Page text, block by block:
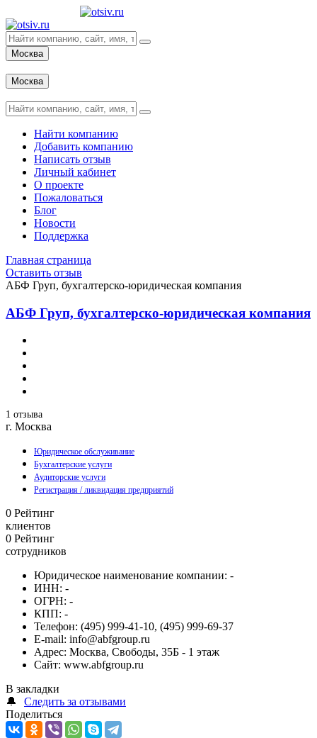
Москва
Москва
Найти компанию
Добавить компанию
Написать отзыв
Личный кабинет
О проекте
Пожаловаться
Блог
Новости
Поддержка
Главная страница
Оставить отзыв
АБФ Груп, бухгалтерско-юридическая компания
АБФ Груп, бухгалтерско-юридическая компания
1 отзыва
г. Москва
Юридическое обслуживание
Бухгалтерские услуги
Аудиторские услуги
Регистрация / ликвидация предприятий
0 Рейтинг
клиентов
0 Рейтинг
сотрудников
Юридическое наименование компании: -
ИНН: -
ОГРН: -
КПП: -
Телефон: (495) 999-41-10, (495) 999-69-37
E-mail: info@abfgroup.ru
Адрес: Москва, Свободы, 35Б - 1 этаж
Сайт: www.abfgroup.ru
В закладки
🔔
Следить за отзывами
Поделиться